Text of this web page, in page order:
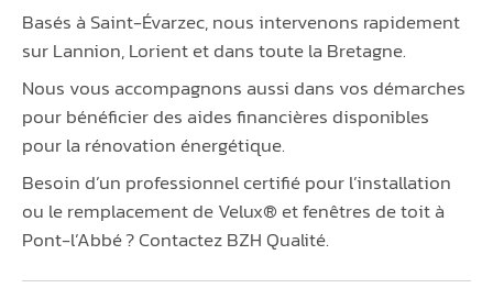
Basés à Saint-Évarzec, nous intervenons rapidement
sur Lannion, Lorient et dans toute la Bretagne.
Nous vous accompagnons aussi dans vos démarches
pour bénéficier des aides financières disponibles
pour la rénovation énergétique.
Besoin d’un professionnel certifié pour l’installation
ou le remplacement de Velux® et fenêtres de toit à
Pont-l’Abbé ? Contactez BZH Qualité.